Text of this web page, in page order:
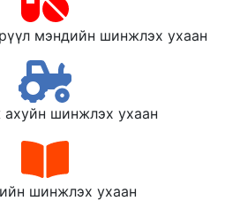
мэндийн шинжлэх ухаан
шинжлэх ухаан
шинжлэх ухаан